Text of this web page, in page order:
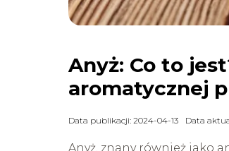
Anyż: Co to
aromatycznej
Data publikacji: 2024-04-13 Data
Anyż, znany również jako